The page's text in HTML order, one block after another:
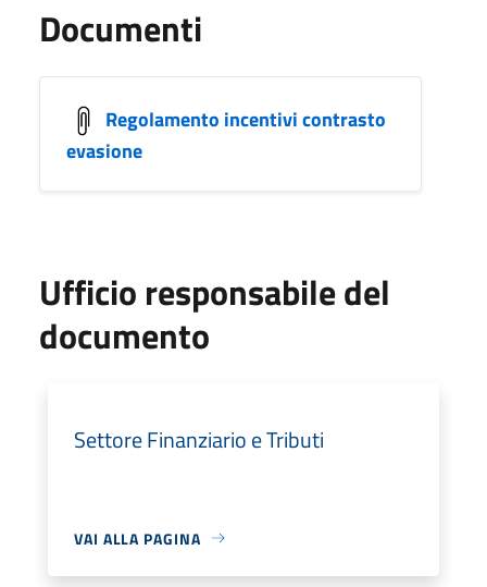
Documenti
Regolamento incentivi contrasto
evasione
Ufficio responsabile del
documento
Settore Finanziario e Tributi
VAI ALLA PAGINA